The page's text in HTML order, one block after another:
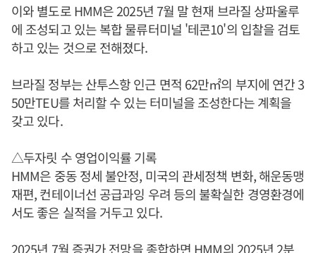
이와 별도로 HMM은 2025년 7월 말 현재 브라질 상파울루
에 조성되고 있는 복합 물류터미널 '테콘10'의 입찰을 검토
하고 있는 것으로 전해졌다.
브라질 정부는 산투스항 인근 면적 62만㎡의 부지에 연간 3
50만TEU를 처리할 수 있는 터미널을 조성한다는 계획을
갖고 있다.
△두자릿 수 영업이익률 기록
HMM은 중동 정세 불안정, 미국의 관세정책 변화, 해운동맹
재편, 컨테이너선 공급과잉 우려 등의 불확실한 경영환경에
서도 좋은 실적을 거두고 있다.
2025년 7월 증권가 전망을 종합하면 HMM의 2025년 2분